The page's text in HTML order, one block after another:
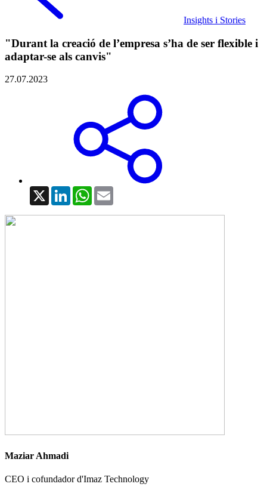
Insights i Stories
"Durant la creació de l’empresa s’ha de ser flexible i
adaptar-se als canvis"
27.07.2023
X LinkedInWhatsApp
Maziar Ahmadi
CEO i cofundador d'Imaz Technology